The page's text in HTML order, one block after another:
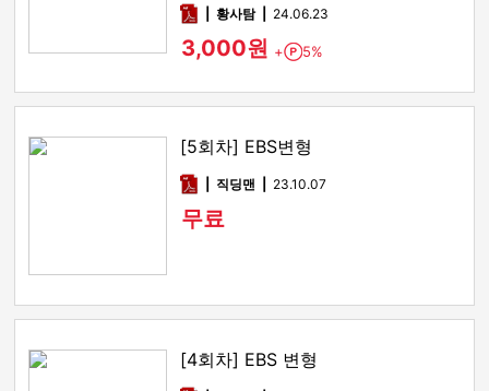
pdf황사탐 24.06.23
3,000원 + Point
5%
[5회차] EBS변형
pdf직딩맨 23.10.07
무료
[4회차] EBS 변형